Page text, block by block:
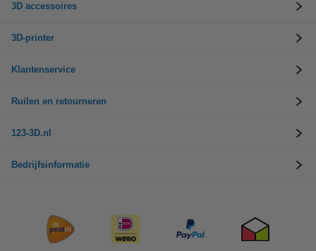
3D accessoires
3D-printer
Klantenservice
Ruilen en retourneren
123-3D.nl
Bedrijfsinformatie